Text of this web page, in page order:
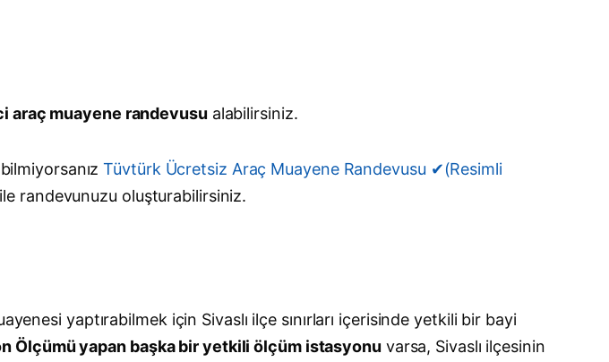
araç muayene randevusu alabilirsiniz.
Tüvtürk Ücretsiz Araç Muayene Randevusu ✔(Resimli
randevunuzu oluşturabilirsiniz.
yaptırabilmek için Sivaslı ilçe sınırları içerisinde yetkili bir bayi
Ölçümü yapan başka bir yetkili ölçüm istasyonu varsa, Sivaslı ilçesinin